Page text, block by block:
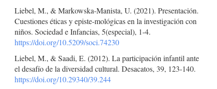
Liebel, M., & Markowska-Manista, U. (2021). Presentación.
Cuestiones éticas y episte-mológicas en la investigación con
niños. Sociedad e Infancias, 5(especial), 1-4.
https://doi.org/10.5209/soci.74230
Liebel, M., & Saadi, E. (2012). La participación infantil ante
el desafío de la diversidad cultural. Desacatos, 39, 123-140.
https://doi.org/10.29340/39.244